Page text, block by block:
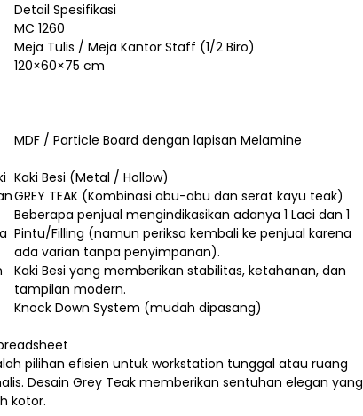
Detail Spesifikasi
MC 1260
Meja Tulis / Meja Kantor Staff (1/2 Biro)
120×60×75 cm
MDF / Particle Board dengan lapisan Melamine
Kaki Besi (Metal / Hollow)
GREY TEAK (Kombinasi abu-abu dan serat kayu teak)
Beberapa penjual mengindikasikan adanya 1 Laci dan 1
Pintu/Filling (namun periksa kembali ke penjual karena
ada varian tanpa penyimpanan).
Kaki Besi yang memberikan stabilitas, ketahanan, dan
tampilan modern.
Knock Down System (mudah dipasang)
pilihan efisien untuk workstation tunggal atau ruang
Desain Grey Teak memberikan sentuhan elegan yang
kotor.